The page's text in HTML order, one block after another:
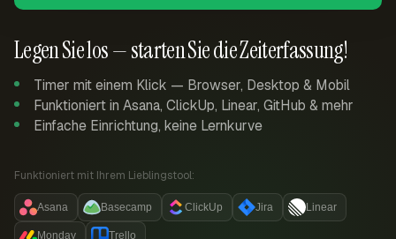
Legen Sie los — starten Sie die Zeiterfassung!
Timer mit einem Klick — Browser, Desktop & Mobil
Funktioniert in Asana, ClickUp, Linear, GitHub & mehr
Einfache Einrichtung, keine Lernkurve
Funktioniert mit Ihrem Lieblingstool:
Asana Basecamp ClickUp Jira Linear
Monday Trello